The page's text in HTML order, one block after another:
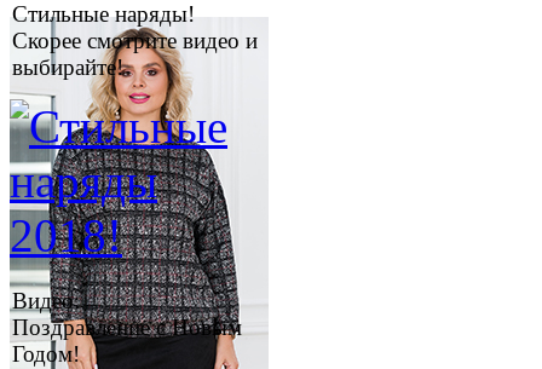
Стильные наряды!
Скорее смотрите видео и
выбирайте!
Видео:
Поздравление с Новым
Годом!